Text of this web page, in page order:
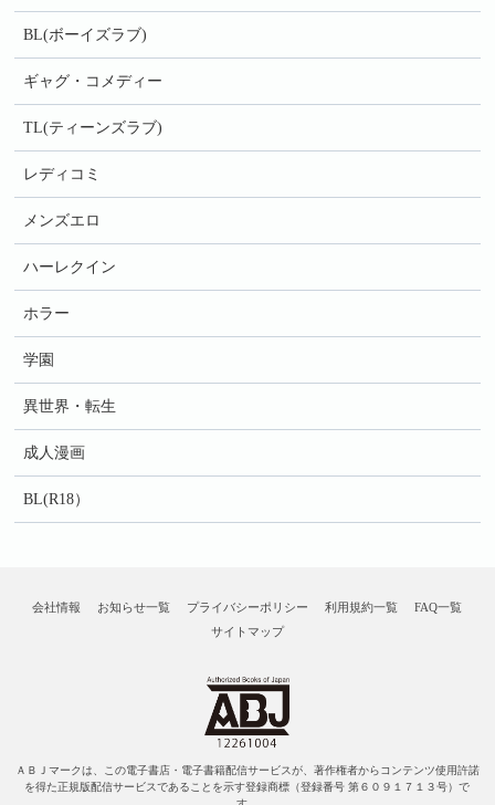
BL(ボーイズラブ)
ギャグ・コメディー
TL(ティーンズラブ)
レディコミ
メンズエロ
ハーレクイン
ホラー
学園
異世界・転生
成人漫画
BL(R18）
会社情報 お知らせ一覧 プライバシーポリシー 利用規約一覧
FAQ一覧
サイトマップ
ＡＢＪマークは、この電子書店・電子書籍配信サービスが、著作権者からコンテンツ使用許諾
を得た正規版配信サービスであることを示す登録商標（登録番号 第６０９１７１３号）で